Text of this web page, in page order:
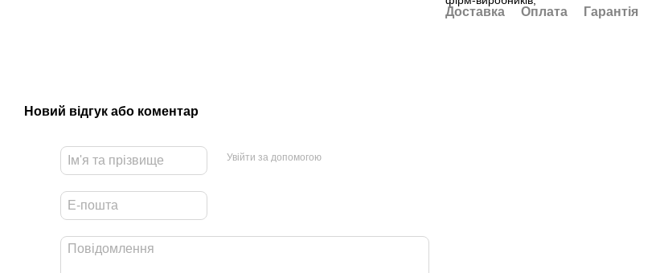
Новий відгук або коментар
Увійти за допомогою
Доставка Оплата Гарантія